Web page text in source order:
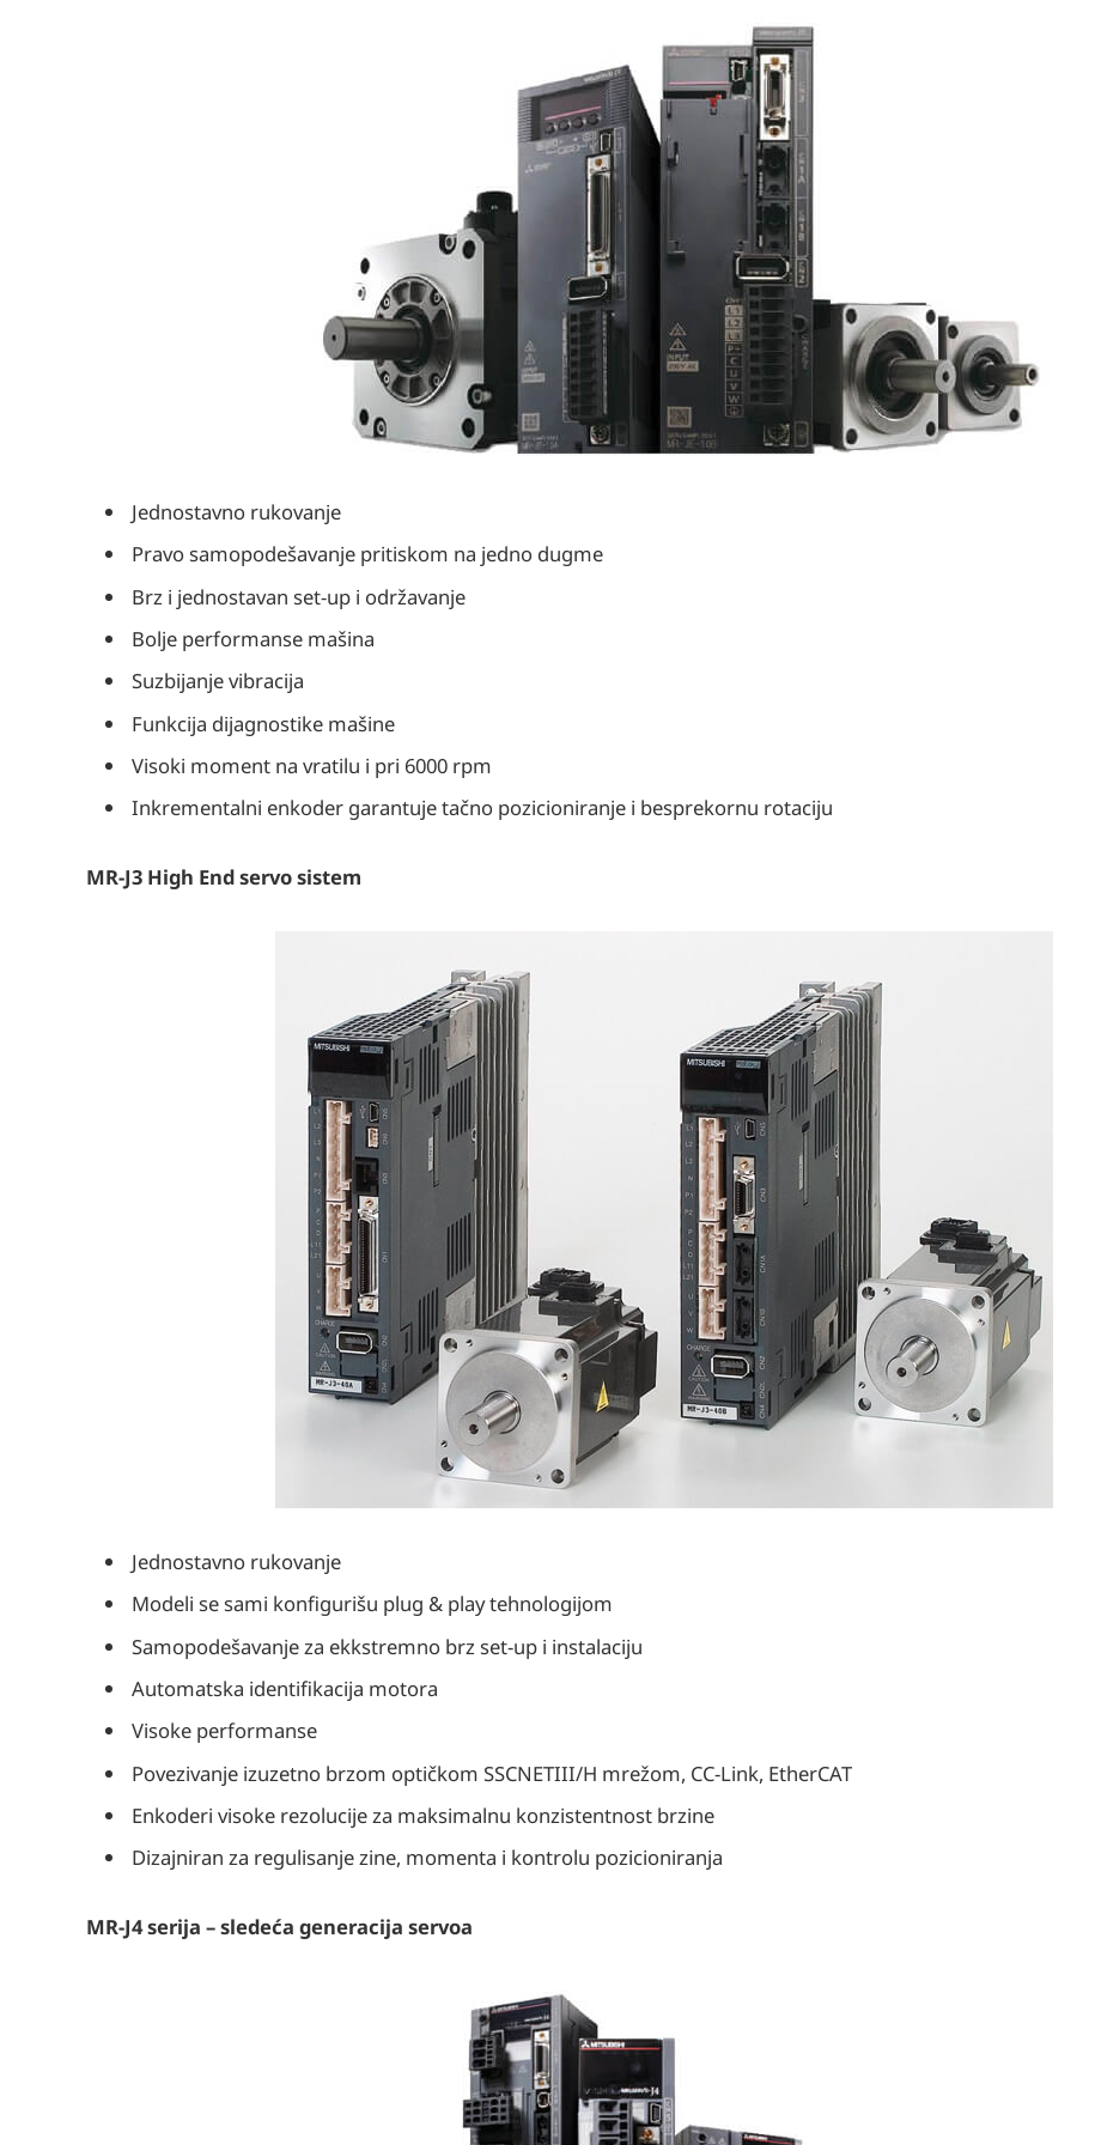
Jednostavno rukovanje
Pravo samopodešavanje pritiskom na jedno dugme
Brz i jednostavan set-up i održavanje
Bolje performanse mašina
Suzbijanje vibracija
Funkcija dijagnostike mašine
Visoki moment na vratilu i pri 6000 rpm
Inkrementalni enkoder garantuje tačno pozicioniranje i besprekornu rotaciju
MR-J3 High End servo sistem
Jednostavno rukovanje
Modeli se sami konfigurišu plug & play tehnologijom
Samopodešavanje za ekkstremno brz set-up i instalaciju
Automatska identifikacija motora
Visoke performanse
Povezivanje izuzetno brzom optičkom SSCNETIII/H mrežom, CC-Link, EtherCAT
Enkoderi visoke rezolucije za maksimalnu konzistentnost brzine
Dizajniran za regulisanje zine, momenta i kontrolu pozicioniranja
MR-J4 serija – sledeća generacija servoa